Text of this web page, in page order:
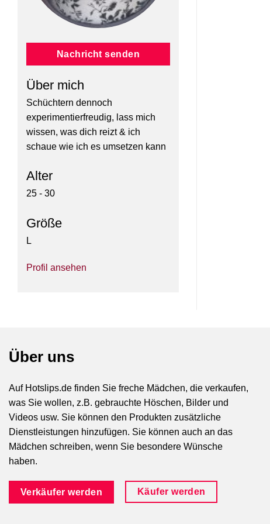
Nachricht senden
Über mich
Schüchtern dennoch
experimentierfreudig, lass mich
wissen, was dich reizt & ich
schaue wie ich es umsetzen kann
Alter
25 - 30
Größe
L
Profil ansehen
Über uns
Auf Hotslips.de finden Sie freche Mädchen, die verkaufen,
was Sie wollen, z.B. gebrauchte Höschen, Bilder und
Videos usw. Sie können den Produkten zusätzliche
Dienstleistungen hinzufügen. Sie können auch an das
Mädchen schreiben, wenn Sie besondere Wünsche
haben.
Verkäufer werden Käufer werden